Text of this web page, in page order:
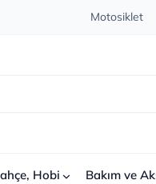
Motosiklet
Hobi Bakım ve